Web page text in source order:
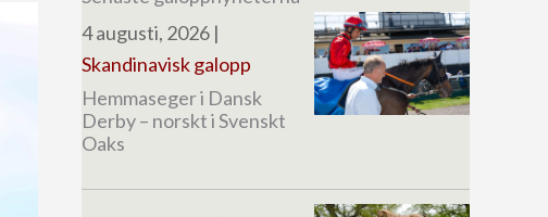
4 augusti, 2026 |
Skandinavisk galopp
Hemmaseger i Dansk
Derby – norskt i Svenskt
Oaks